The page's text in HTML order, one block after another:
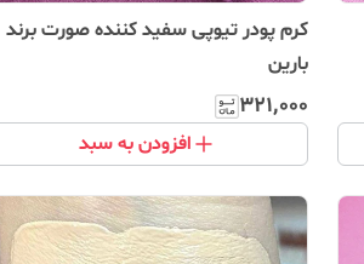
کرم پودر تیوپی سفید کننده صورت برند
بارین
۳۲۱٬۰۰۰
افزودن به سبد